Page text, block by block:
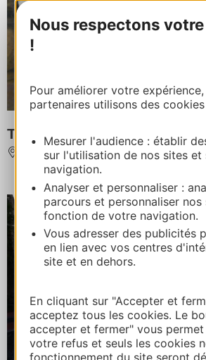
Nous respectons
!
Pour améliorer votre
partenaires utilisons des
Mesurer l'audience : établir
sur l'utilisation de nos sites et
navigation.
Analyser et personnaliser :
parcours et personnaliser nos
fonction de votre navigation.
Vous adresser des publicités
en lien avec vos centres
site et en dehors.
En cliquant sur "Accepter et
acceptez tous les cookies. Le
accepter et fermer" vous
votre refus et seuls les cookies
The tavern - auberge
CASTELNAU-PEGAYROLS